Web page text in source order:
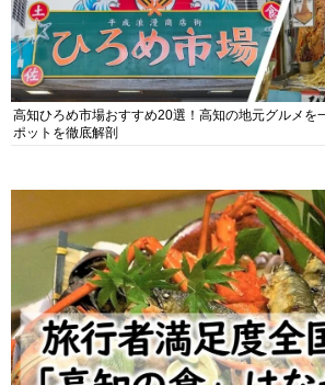
高知ひろめ市場おすすめ20選！高知の地元グルメを
ポットを徹底解剖